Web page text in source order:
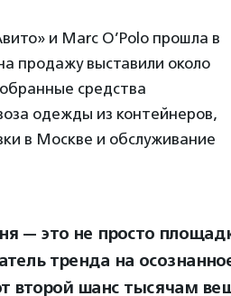
и Marc O’Polo прошла в
продажу выставили около
средства
одежды из контейнеров,
в Москве и обслуживание
— это не просто
тренда на
второй шанс тысячам